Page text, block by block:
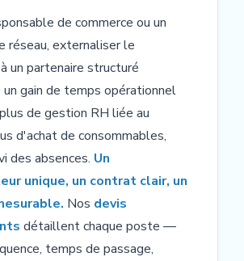
de commerce ou un
réseau, externaliser le
un partenaire structuré
gain de temps opérationnel
de gestion RH liée au
d'achat de consommables,
des absences. Un
unique, un contrat clair, un
Nos devis
détaillent chaque poste —
temps de passage,